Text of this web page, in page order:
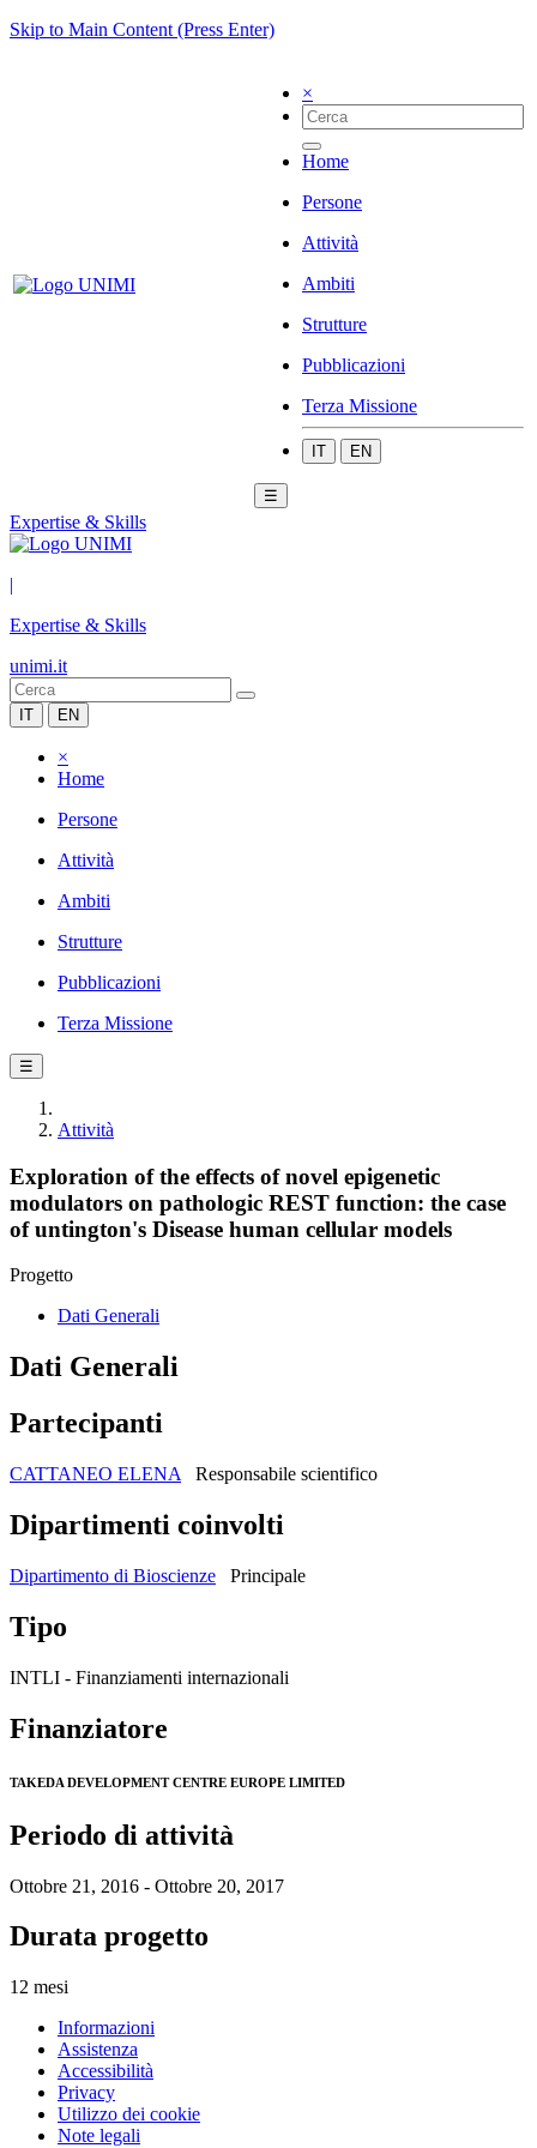
Skip to Main Content (Press Enter)
×
Home
Persone
Attività
Ambiti
Strutture
Pubblicazioni
Terza Missione
IT EN
☰
Expertise & Skills
|
Expertise & Skills
unimi.it
IT EN
×
Home
Persone
Attività
Ambiti
Strutture
Pubblicazioni
Terza Missione
☰
Attività
Exploration of the effects of novel epigenetic
modulators on pathologic REST function: the case
of untington's Disease human cellular models
Progetto
Dati Generali
Dati Generali
Partecipanti
CATTANEO ELENA Responsabile scientifico
Dipartimenti coinvolti
Dipartimento di Bioscienze Principale
Tipo
INTLI - Finanziamenti internazionali
Finanziatore
TAKEDA DEVELOPMENT CENTRE EUROPE LIMITED
Periodo di attività
Ottobre 21, 2016 - Ottobre 20, 2017
Durata progetto
12 mesi
Informazioni
Assistenza
Accessibilità
Privacy
Utilizzo dei cookie
Note legali